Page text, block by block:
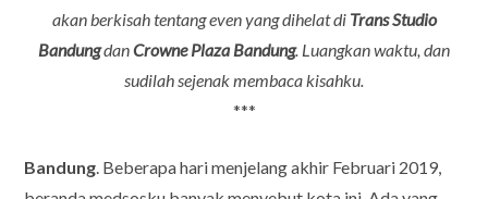
akan berkisah tentang even yang dihelat di Trans Studio
BandungdanCrowne Plaza Bandung. Luangkan waktu, dan
sudilah sejenak membaca kisahku.
***
Bandung. Beberapa hari menjelang akhir Februari 2019,